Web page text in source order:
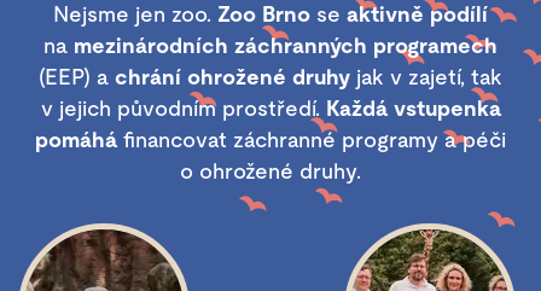
Nejsme jen zoo. Zoo Brno se aktivně podílí
na mezinárodních záchranných programech
(EEP) a chrání ohrožené druhy jak v zajetí, tak
v jejich původním prostředí. Každá vstupenka
pomáhá financovat záchranné programy a péči
o ohrožené druhy.